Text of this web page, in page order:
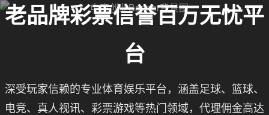
老品牌彩票信誉百万无忧平
台
深受玩家信赖的专业体育娱乐平台，涵盖足球、篮球、
电竞、真人视讯、彩票游戏等热门领域，代理佣金高达